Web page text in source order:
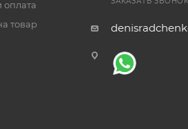
оплата
товар